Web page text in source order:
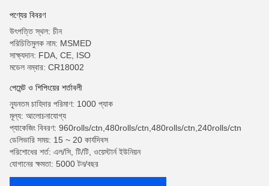
পণ্যের বিবরণ
উৎপত্তি স্থল: চীন
পরিচিতিমুলক নাম: MSMED
সাক্ষ্যদান: FDA, CE, ISO
মডেল নম্বার: CR18002
পেমেন্ট ও শিপিংয়ের শর্তাবলী
ন্যূনতম চাহিদার পরিমাণ: 1000 প্যাক
মূল্য: আলোচনাযোগ্য
প্যাকেজিং বিবরণ: 960rolls/ctn,480rolls/ctn,480rolls/ctn,240rolls/ctn
ডেলিভারি সময়: 15 ~ 20 কার্যদিবস
পরিশোধের শর্ত: এল/সি, টি/টি, ওয়েস্টার্ন ইউনিয়ন
যোগানের ক্ষমতা: 5000 টন/বছর